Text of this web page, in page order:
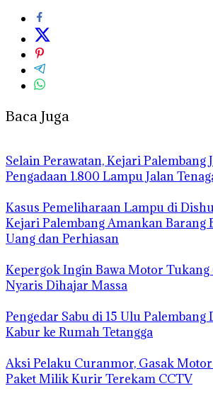
Baca Juga
Selain Perawatan, Kejari Palembang
Pengadaan 1.800 Lampu Jalan
Kasus Pemeliharaan Lampu di
Kejari Palembang Amankan Barang
Uang dan Perhiasan
Kepergok Ingin Bawa Motor
Nyaris Dihajar Massa
Pengedar Sabu di 15 Ulu Palembang
Kabur ke Rumah Tetangga
Aksi Pelaku Curanmor, Gasak Motor
Paket Milik Kurir Terekam CCTV